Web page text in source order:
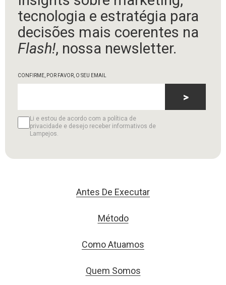
tecnologia e estratégia para
decisões mais coerentes na
Flash!, nossa newsletter.
CONFIRME, POR FAVOR, O SEU EMAIL
Li e estou de acordo com a política de
privacidade e desejo receber informativos de
Lampejos.
>
Antes De Executar
Método
Como Atuamos
Quem Somos